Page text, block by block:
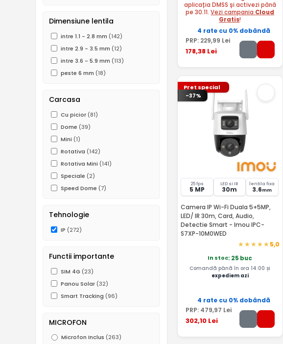
Dimensiune lentila
intre 1.1 - 2.8 mm (142)
intre 2.9 - 3.5 mm (12)
intre 3.6 - 5.9 mm (113)
peste 6 mm (18)
Carcasa
Cu picior (81)
Dome (39)
Mini (1)
Rotativa (142)
Rotativa Mini (141)
Speciale (2)
Speed Dome (7)
Tehnologie
IP (272)
Functii importante
SIM 4G (23)
Panou Solar (32)
Smart Tracking (96)
MICROFON
Microfon Inclus (263)
aplicația DMSS și activezi până
pe 30.11.Vezi campania Cloud
Gratis!
4 rate cu 0% dobândă
PRP: 229,99 Lei
178,38 Lei
Pret special
-37%
25 fps
5 MP
LED si IR
30m
lentila fixa
3.6mm
Camera IP Wi-Fi Duala 5+5MP,
LED/ IR 30m, Card, Audio,
Detectie Smart - Imou IPC-
S7XP-10M0WED
5,0
In stoc: 25 buc
Comandă până în ora 14:00 și
expediem azi
4 rate cu 0% dobândă
PRP: 479,97 Lei
302,10 Lei